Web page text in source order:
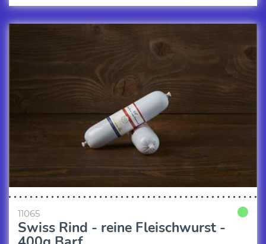
11065
Swiss Rind - reine Fleischwurst -